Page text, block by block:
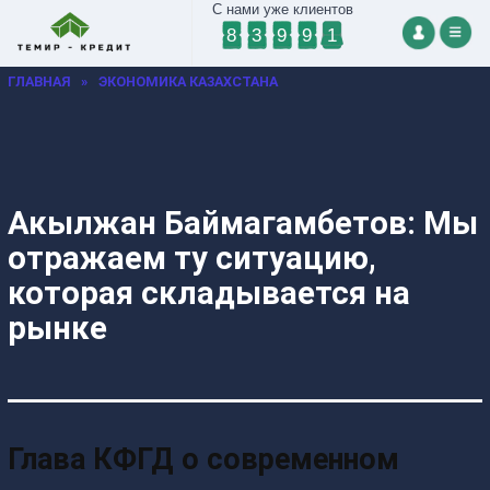
С нами уже клиентов
8 3 9 9 1
ГЛАВНАЯ » ЭКОНОМИКА КАЗАХСТАНА
Акылжан Баймагамбетов: Мы
отражаем ту ситуацию,
которая складывается на
рынке
Глава КФГД о современном